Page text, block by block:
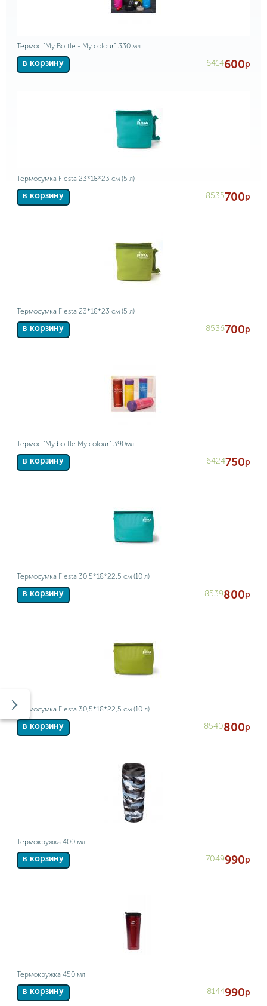
Термос "My Bottle - My colour" 330 мл
в корзину 6414600р
Термосумка Fiesta 23*18*23 см (5 л)
в корзину 8535700р
Термосумка Fiesta 23*18*23 см (5 л)
в корзину 8536700р
Термос "My bottle My colour" 390мл
в корзину 6424750р
Термосумка Fiesta 30,5*18*22,5 см (10 л)
в корзину 8539800р
Термосумка Fiesta 30,5*18*22,5 см (10 л)
в корзину 8540800р
Термокружка 400 мл.
в корзину 7049990р
Термокружка 450 мл
в корзину 8144990р